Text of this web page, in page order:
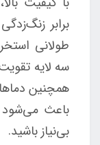
برابر
سه لایه
همچنین
باعث می‌شود
بی‌نیاز باشید.